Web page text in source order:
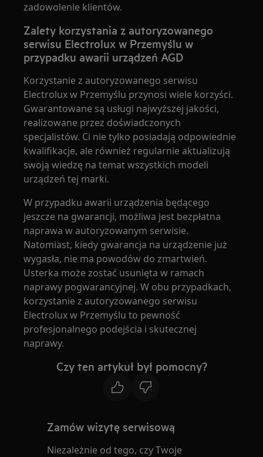
zadowolenie klientów.
Zalety korzystania z autoryzowanego
serwisu Electrolux w Przemyślu w
przypadku awarii urządzeń AGD
Korzystanie z autoryzowanego serwisu
Electrolux w Przemyślu przynosi wiele korzyści.
Gwarantowane są usługi najwyższej jakości,
realizowane przez doświadczonych
specjalistów. Ci nie tylko posiadają odpowiednie
kwalifikacje, ale również regularnie aktualizują
swoją wiedzę na temat wszystkich modeli
urządzeń tej marki.
W przypadku awarii urządzenia będącego
jeszcze na gwarancji, możliwa jest bezpłatna
naprawa w autoryzowanym serwisie.
Natomiast, kiedy gwarancja na urządzenie już
wygasła, nie ma powodów do zmartwień.
Usterka może zostać usunięta w ramach
naprawy pogwarancyjnej. W obu przypadkach,
korzystanie z autoryzowanego serwisu
Electrolux w Przemyślu to pewność
profesjonalnego podejścia i skutecznej
naprawy.
Czy ten artykuł był pomocny?
Zamów wizytę serwisową
Niezależnie od tego, czy Twoje